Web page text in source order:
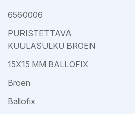
6560006
PURISTETTAVA
KUULASULKU BROEN
15X15 MM BALLOFIX
Broen
Ballofix